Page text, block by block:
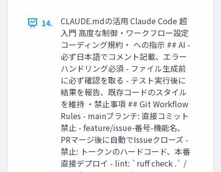
14.
CLAUDE.mdの活用 Claude Code 超
入門 高度な制御・ワークフロー設定
コーディング規約・ への指示 ## AI -
必ず日本語でコメント記載、エラー
ハンドリング必須 - ファイル生成前
に必ず確認を取る - テスト実行後に
結果を報告、既存コードのスタイル
を維持 ・禁止事項 ## Git Workflow
Rules - mainブランチ: 直接コミット
禁止 - feature/issue-番号-機能名、
PRマージ後に自動でIssueクローズ -
禁止: トークンのハードコード、本番
直接デプロイ - lint: `ruff check .` /